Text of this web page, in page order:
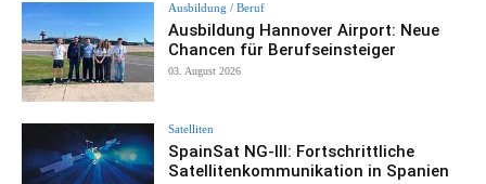
Ausbildung / Beruf
Ausbildung Hannover Airport: Neue
Chancen für Berufseinsteiger
03. August 2026
Satelliten
SpainSat NG-III: Fortschrittliche
Satellitenkommunikation in Spanien